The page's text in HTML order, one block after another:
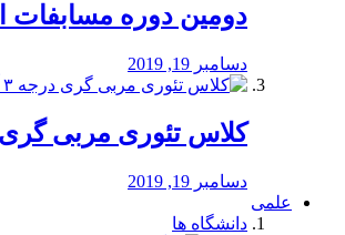
دومین دوره مسابفات
دسامبر 19, 2019
کلاس تئوری مربی گری
دسامبر 19, 2019
علمی
دانشگاه ها